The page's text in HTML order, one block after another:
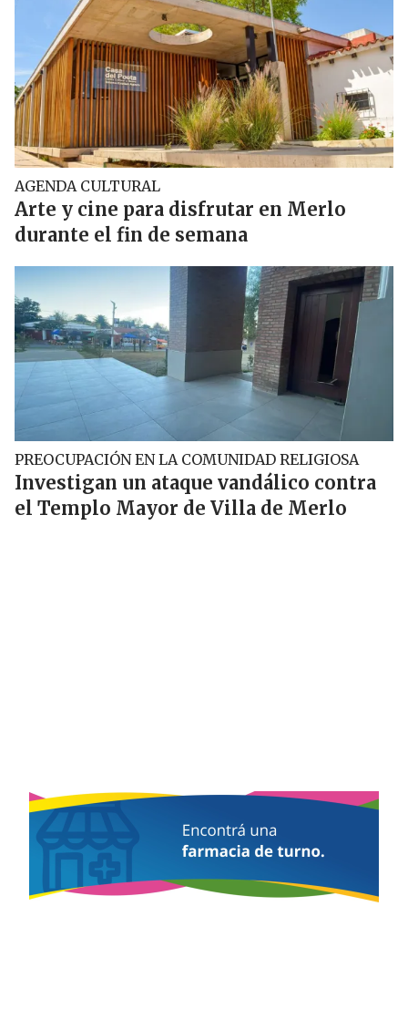
AGENDA CULTURAL
Arte y cine para disfrutar en Merlo
durante el fin de semana
PREOCUPACIÓN EN LA COMUNIDAD RELIGIOSA
Investigan un ataque vandálico contra
el Templo Mayor de Villa de Merlo